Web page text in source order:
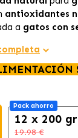
antioxidantes
a gatos con
Pack ahorro
12 x 200 gr
19.98 €